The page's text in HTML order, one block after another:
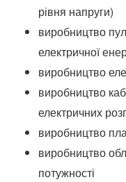
рівня напруги)
виробництво
електричної
виробництво
виробництво
електричних
виробництво
виробництво
потужності